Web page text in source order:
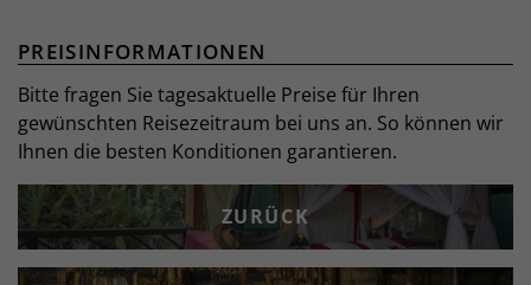
PREISINFORMATIONEN
Bitte fragen Sie tagesaktuelle Preise für Ihren
gewünschten Reisezeitraum bei uns an. So können wir
Ihnen die besten Konditionen garantieren.
ZURÜCK